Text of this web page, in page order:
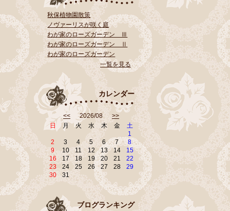
秋保植物園散策
ノヴァーリスが咲く庭
わが家のローズガーデン Ⅲ
わが家のローズガーデン Ⅱ
わが家のローズガーデン
一覧を見る
カレンダー
<< 2026/08 >>
日
月 火 水 木 金
土
1
2
3 4 5 6 7
8
9
10 11 12 13 14
15
16
17 18 19 20 21
22
23
24 25 26 27 28
29
30
31
ブログランキング